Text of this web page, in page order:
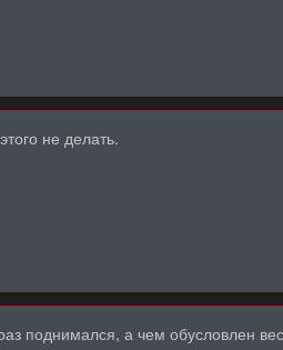
не делать.
поднимался, а чем обусловлен